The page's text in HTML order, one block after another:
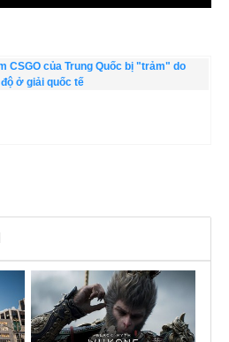
CSGO của Trung Quốc bị "trảm" do
độ ở giải quốc tế